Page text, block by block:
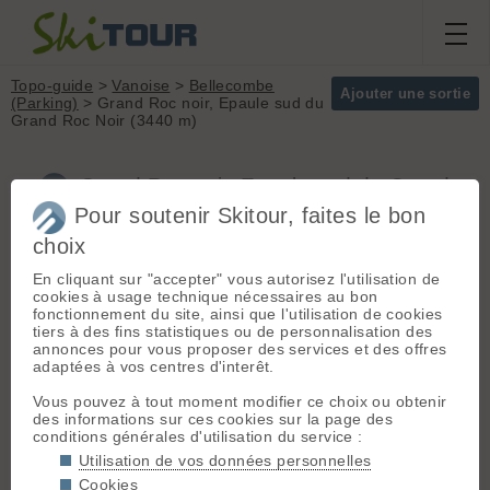
Ajouter une sortie
Topo-guide >Vanoise > Bellecombe
(Parking) > Grand Roc noir, Epaule sud du
Grand Roc Noir (3440 m)
Grand Roc noir, Epaule sud du Grand
Roc Noir (3440 m) (Vanoise)
Massif :Vanoise
Sommet :Grand
Roc noir (3580 m)
Orientation :T
Difficulté de
montée :F
Difficulté ski :
Pente :30 à 35° sur
Départ :Bellecombe (Parking)
(2305 m) - Chambery > Vallee de la
Maurienne > Modane > Termignon >
Bellecombe
Après la sortie de Termignon
direction Lanslebourg, prendre la
premiere à gauche à l'épingle.
Itinéraire :De Bellecombe,
prendre le GR5 vers le sud est,
Pour soutenir Skitour, faites le bon
choix
En cliquant sur "accepter" vous autorisez l'utilisation de
cookies à usage technique nécessaires au bon
fonctionnement du site, ainsi que l'utilisation de cookies
tiers à des fins statistiques ou de personnalisation des
annonces pour vous proposer des services et des offres
adaptées à vos centres d'interêt.
Vous pouvez à tout moment modifier ce choix ou obtenir
des informations sur ces cookies sur la page des
conditions générales d'utilisation du service :
Utilisation de vos données personnelles
Cookies